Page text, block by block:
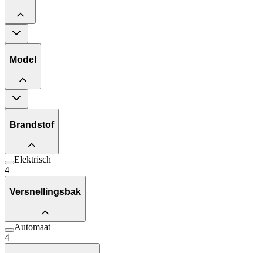
Model
Brandstof
Elektrisch
4
Versnellingsbak
Automaat
4